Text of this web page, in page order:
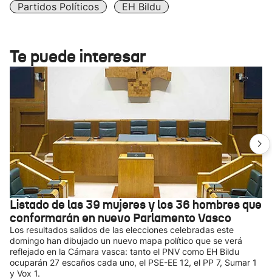
Partidos Políticos
EH Bildu
Te puede interesar
Listado de las 39 mujeres y los 36 hombres que
conformarán en nuevo Parlamento Vasco
Los resultados salidos de las elecciones celebradas este
domingo han dibujado un nuevo mapa político que se verá
reflejado en la Cámara vasca: tanto el PNV como EH Bildu
ocuparán 27 escaños cada uno, el PSE-EE 12, el PP 7, Sumar 1
y Vox 1.